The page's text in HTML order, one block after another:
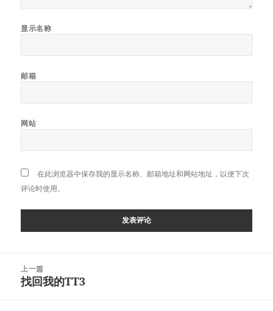
显示名称
邮箱
网站
在此浏览器中保存我的显示名称、邮箱地址和网站地址，以便下次
评论时使用。
上一篇
上
找回我的TT3